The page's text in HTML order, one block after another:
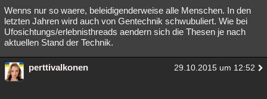
Wenns nur so waere, beleidigenderweise alle Menschen. In den
letzten Jahren wird auch von Gentechnik schwubuliert. Wie bei
Ufosichtungs/erlebnisthreads aendern sich die Thesen je nach
aktuellen Stand der Technik.
perttivalkonen 29.10.2015 um 12:52